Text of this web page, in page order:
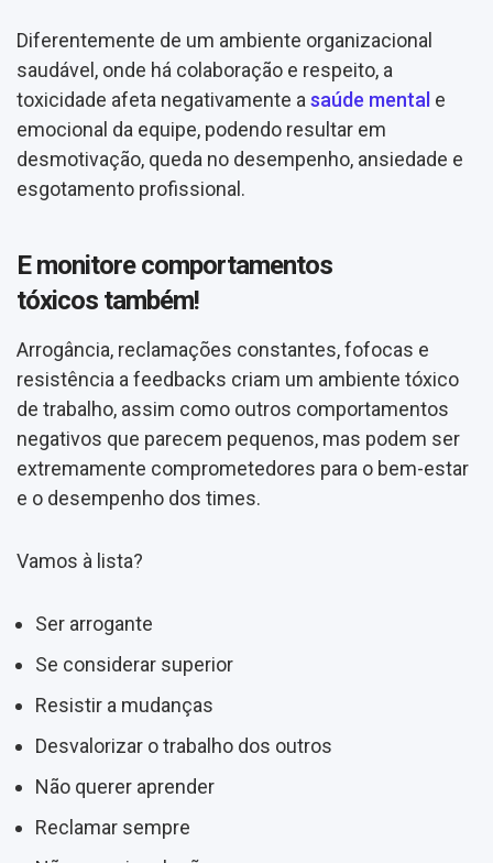
Diferentemente de um ambiente organizacional
saudável, onde há colaboração e respeito, a
toxicidade afeta negativamente a saúde mental e
emocional da equipe, podendo resultar em
desmotivação, queda no desempenho, ansiedade e
esgotamento profissional.
E monitore comportamentos
tóxicos também!
Arrogância, reclamações constantes, fofocas e
resistência a feedbacks criam um ambiente tóxico
de trabalho, assim como outros comportamentos
negativos que parecem pequenos, mas podem ser
extremamente comprometedores para o bem-estar
e o desempenho dos times.
Vamos à lista?
Ser arrogante
Se considerar superior
Resistir a mudanças
Desvalorizar o trabalho dos outros
Não querer aprender
Reclamar sempre